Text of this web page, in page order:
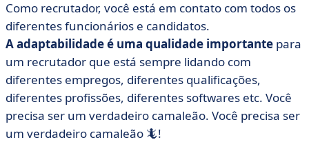
Como recrutador, você está em contato com todos os
diferentes funcionários e candidatos.
A adaptabilidade é uma qualidade importante para
um recrutador que está sempre lidando com
diferentes empregos, diferentes qualificações,
diferentes profissões, diferentes softwares etc. Você
precisa ser um verdadeiro camaleão. Você precisa ser
um verdadeiro camaleão 🦎!